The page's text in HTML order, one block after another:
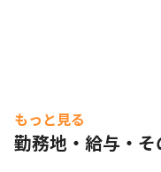
もっと見る
勤務地・給与・